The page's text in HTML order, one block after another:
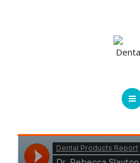
CONTACTO